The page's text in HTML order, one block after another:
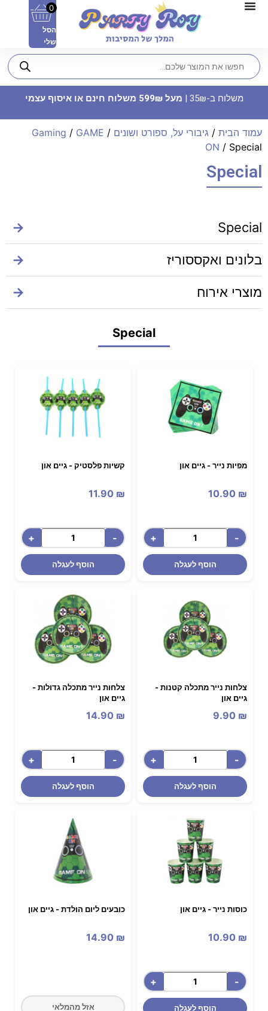
תבנית אלומיניום עם מכסה - לב
2
0
הסל
שלי
משלוח ב-35₪ | מעל 599₪ משלוח חינם או איסוף עצמי
עמוד הבית / גיבורי על, ספורט ושונים /
Gaming / GAME
ON / Special
Special
Special
→
בלונים ואקססוריז →
מוצרי אירוח →
Special
מפיות נייר - גיים און
10.90 ₪
-
+
הוסף לעגלה
קשיות פלסטיק - גיים און
11.90 ₪
-
+
הוסף לעגלה
צלחות נייר מתכלה קטנות -
גיים און
9.90 ₪
-
+
הוסף לעגלה
צלחות נייר מתכלה גדולות -
גיים און
14.90 ₪
-
+
הוסף לעגלה
כוסות נייר - גיים און
10.90 ₪
-
+
הוסף לעגלה
כובעים ליום הולדת - גיים און
14.90 ₪
אזל מהמלאי